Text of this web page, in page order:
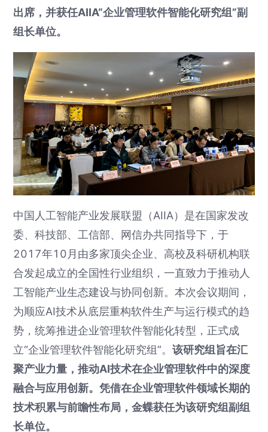
出席，并获任AIIA“企业管理软件智能化研究组”副
组长单位。
中国人工智能产业发展联盟（AIIA）是在国家发改
委、科技部、工信部、网信办共同指导下，于
2017年10月由多家顶尖企业、高校及科研机构联
合发起成立的全国性行业组织，一直致力于推动人
工智能产业生态建设与协同创新。本次会议期间，
为顺应AI技术从底层重构软件生产与运行模式的趋
势，统筹推进企业管理软件智能化转型，正式成
立“企业管理软件智能化研究组”。该研究组旨在汇
聚产业力量，推动AI技术在企业管理软件中的深度
融合与应用创新。凭借在企业管理软件领域长期的
技术积累与前瞻性布局，金蝶获任为该研究组副组
长单位。